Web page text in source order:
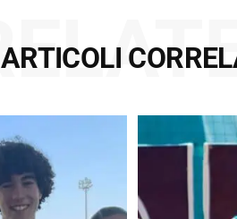
ARTICOLI